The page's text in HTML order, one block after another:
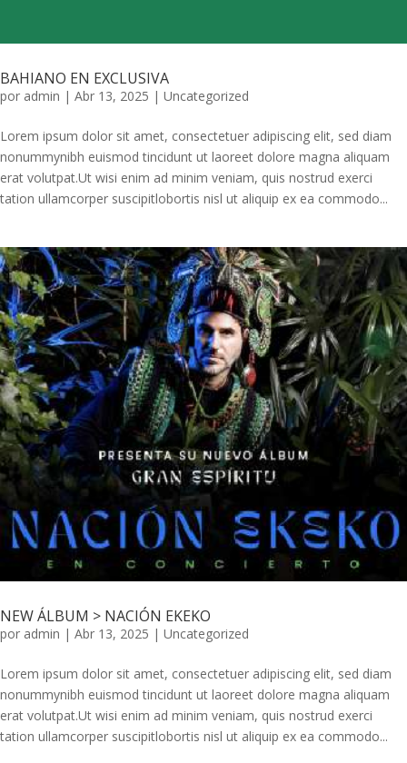
BAHIANO EN EXCLUSIVA
por admin | Abr 13, 2025 | Uncategorized
Lorem ipsum dolor sit amet, consectetuer adipiscing elit, sed diam
nonummynibh euismod tincidunt ut laoreet dolore magna aliquam
erat volutpat.Ut wisi enim ad minim veniam, quis nostrud exerci
tation ullamcorper suscipitlobortis nisl ut aliquip ex ea commodo...
NEW ÁLBUM > NACIÓN EKEKO
por admin | Abr 13, 2025 | Uncategorized
Lorem ipsum dolor sit amet, consectetuer adipiscing elit, sed diam
nonummynibh euismod tincidunt ut laoreet dolore magna aliquam
erat volutpat.Ut wisi enim ad minim veniam, quis nostrud exerci
tation ullamcorper suscipitlobortis nisl ut aliquip ex ea commodo...